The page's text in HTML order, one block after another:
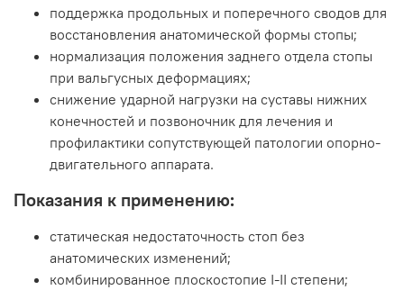
поддержка продольных и поперечного сводов для
восстановления анатомической формы стопы;
нормализация положения заднего отдела стопы
при вальгусных деформациях;
снижение ударной нагрузки на суставы нижних
конечностей и позвоночник для лечения и
профилактики сопутствующей патологии опорно-
двигательного аппарата.
Показания к применению:
статическая недостаточность стоп без
анатомических изменений;
комбинированное плоскостопие I-II степени;